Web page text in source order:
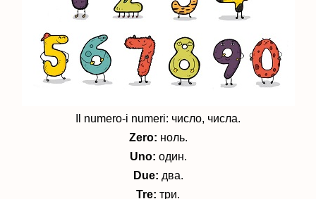
Il numero-i numeri: число, числа.
Zero: ноль.
Uno: один.
Due: два.
Tre: три.